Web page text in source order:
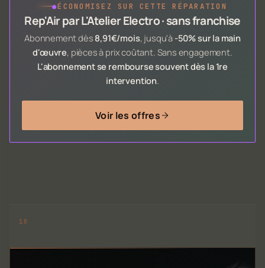
●ÉCONOMISEZ SUR CETTE RÉPARATION
Rep'Air par L'Atelier Electro · sans franchise
Abonnement dès 8,91€/mois, jusqu'à -50% sur la main
d'œuvre, pièces à prix coûtant. Sans engagement.
L'abonnement se rembourse souvent dès la 1re
intervention.
Voir les offres